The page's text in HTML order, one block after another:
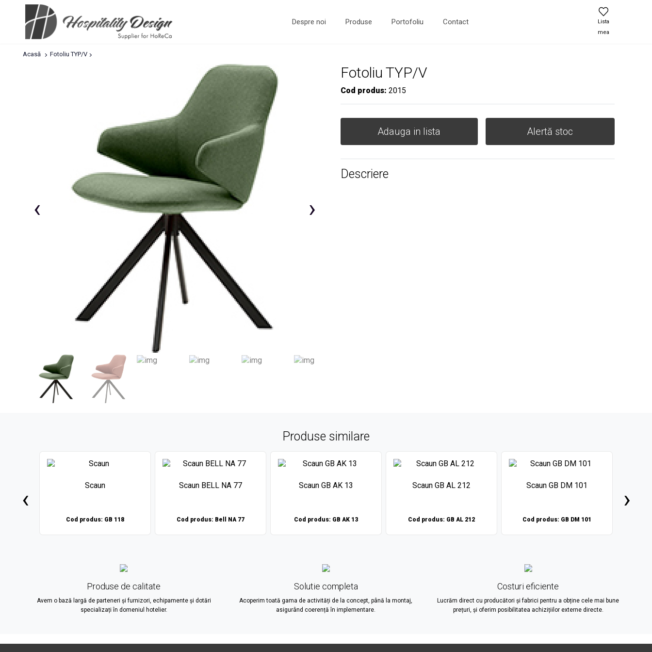
Despre noi Produse Portofoliu Contact
Lista
mea
Acasă Fotoliu TYP/V
›
‹
Fotoliu TYP/V
Cod produs: 2015
Adauga in lista Alertă stoc
Descriere
Produse similare
Scaun
Cod produs: GB 118
Scaun BELL NA 77
Cod produs: Bell NA 77
Scaun GB AK 13
Cod produs: GB AK 13
Scaun GB AL 212
Cod produs: GB AL 212
Scaun GB DM 101
Cod produs: GB DM 101
‹ ›
Produse de calitate
Avem o bază largă de parteneri și furnizori, echipamente și dotări
specializați în domeniul hotelier.
Solutie completa
Acoperim toată gama de activități de la concept, până la montaj,
asigurând coerență în implementare.
Costuri eficiente
Lucrăm direct cu producători și fabrici pentru a obține cele mai bune
prețuri, și oferim posibilitatea achizițiilor externe directe.